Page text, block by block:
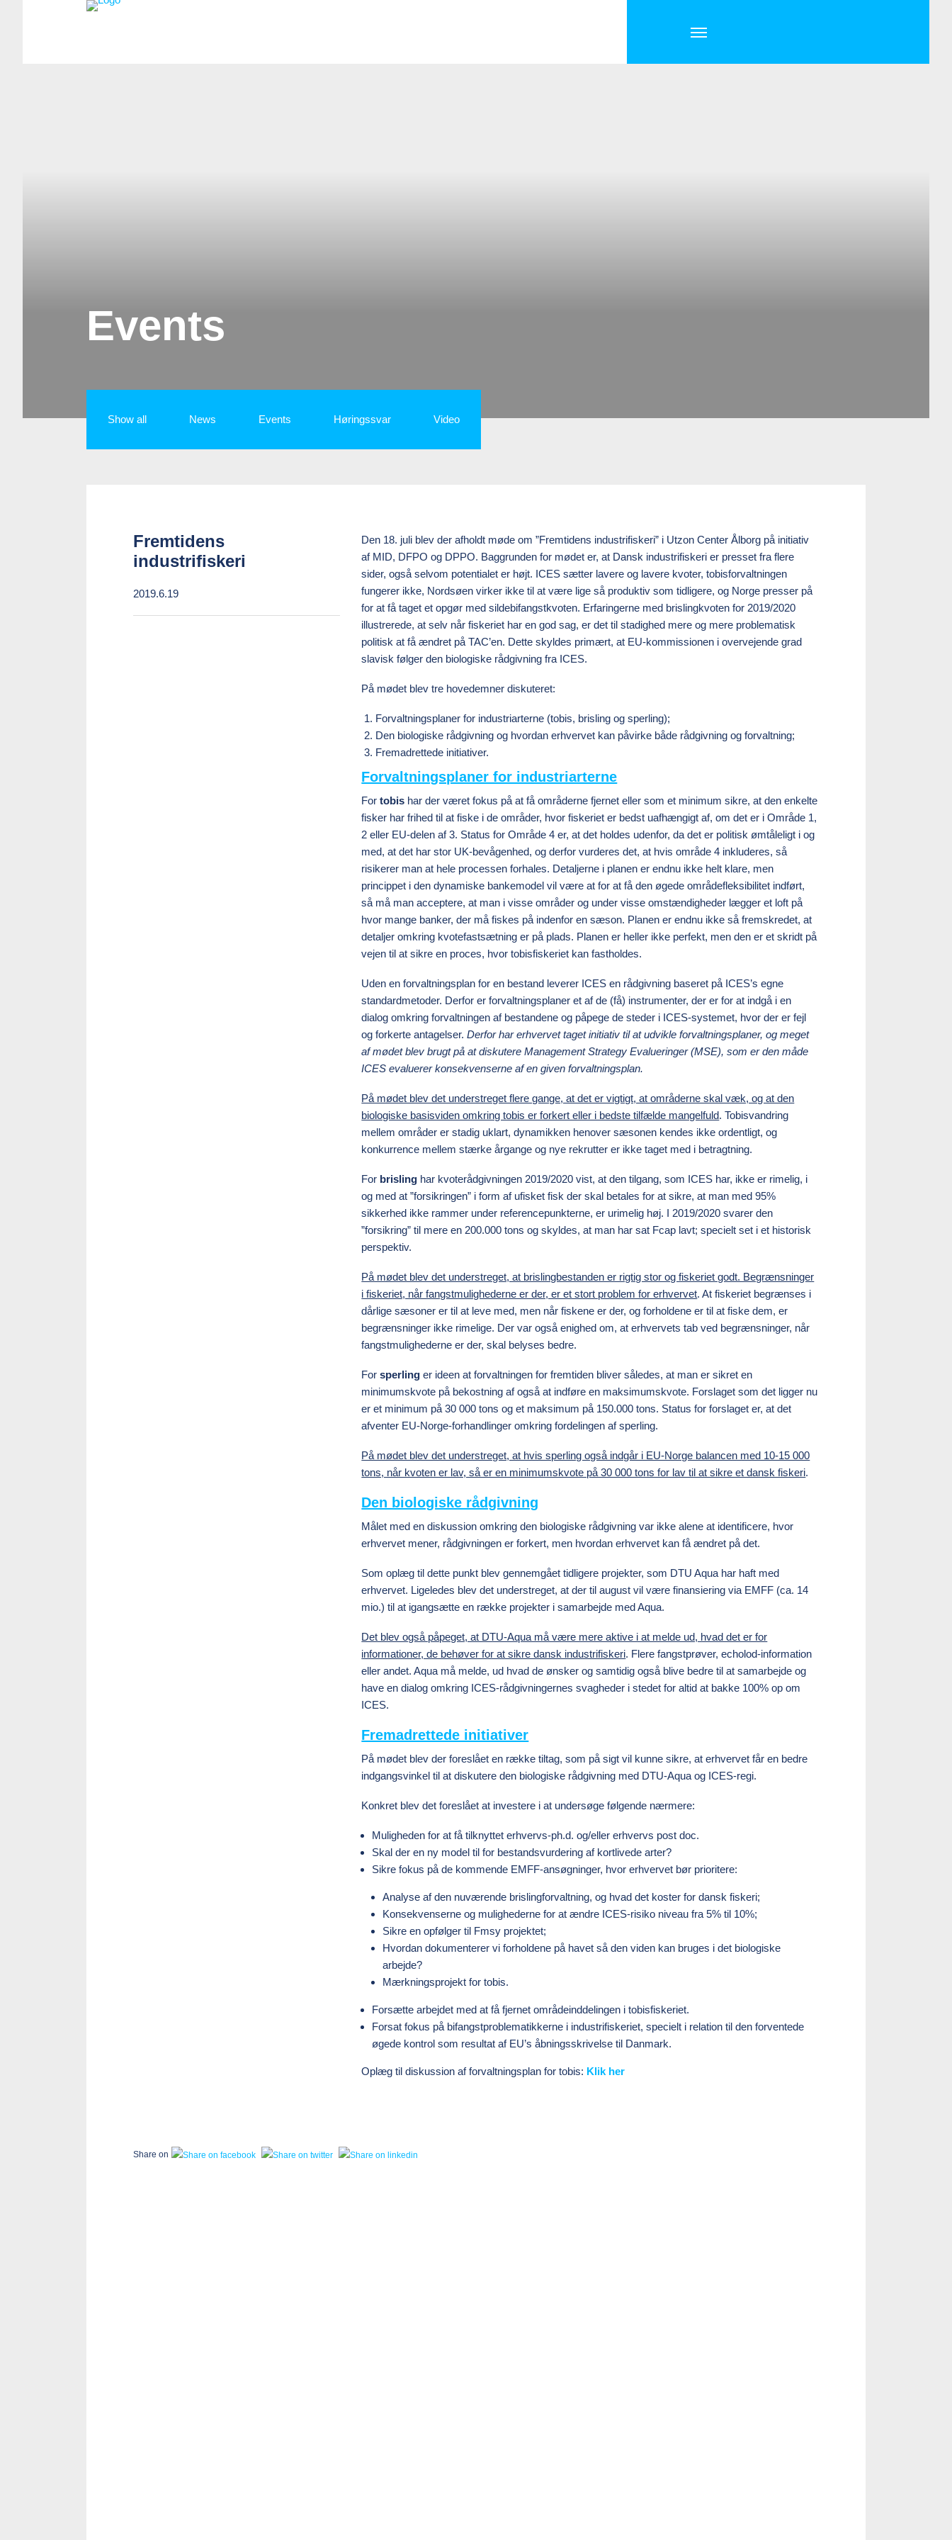
Events
Show all News Events Høringssvar Video
Fremtidens
industrifiskeri
2019.6.19
Den 18. juli blev der afholdt møde om ”Fremtidens industrifiskeri” i Utzon Center Ålborg på initiativ
af MID, DFPO og DPPO. Baggrunden for mødet er, at Dansk industrifiskeri er presset fra flere
sider, også selvom potentialet er højt. ICES sætter lavere og lavere kvoter, tobisforvaltningen
fungerer ikke, Nordsøen virker ikke til at være lige så produktiv som tidligere, og Norge presser på
for at få taget et opgør med sildebifangstkvoten. Erfaringerne med brislingkvoten for 2019/2020
illustrerede, at selv når fiskeriet har en god sag, er det til stadighed mere og mere problematisk
politisk at få ændret på TAC’en. Dette skyldes primært, at EU-kommissionen i overvejende grad
slavisk følger den biologiske rådgivning fra ICES.
På mødet blev tre hovedemner diskuteret:
Forvaltningsplaner for industriarterne (tobis, brisling og sperling);
Den biologiske rådgivning og hvordan erhvervet kan påvirke både rådgivning og forvaltning;
Fremadrettede initiativer.
Forvaltningsplaner for industriarterne
Fortobis har der været fokus på at få områderne fjernet eller som et minimum sikre, at den enkelte
fisker har frihed til at fiske i de områder, hvor fiskeriet er bedst uafhængigt af, om det er i Område 1,
2 eller EU-delen af 3. Status for Område 4 er, at det holdes udenfor, da det er politisk ømtåleligt i og
med, at det har stor UK-bevågenhed, og derfor vurderes det, at hvis område 4 inkluderes, så
risikerer man at hele processen forhales. Detaljerne i planen er endnu ikke helt klare, men
princippet i den dynamiske bankemodel vil være at for at få den øgede områdefleksibilitet indført,
så må man acceptere, at man i visse områder og under visse omstændigheder lægger et loft på
hvor mange banker, der må fiskes på indenfor en sæson. Planen er endnu ikke så fremskredet, at
detaljer omkring kvotefastsætning er på plads. Planen er heller ikke perfekt, men den er et skridt på
vejen til at sikre en proces, hvor tobisfiskeriet kan fastholdes.
Uden en forvaltningsplan for en bestand leverer ICES en rådgivning baseret på ICES’s egne
standardmetoder. Derfor er forvaltningsplaner et af de (få) instrumenter, der er for at indgå i en
dialog omkring forvaltningen af bestandene og påpege de steder i ICES-systemet, hvor der er fejl
og forkerte antagelser.Derfor har erhvervet taget initiativ til at udvikle forvaltningsplaner, og meget
af mødet blev brugt på at diskutere Management Strategy Evalueringer (MSE), som er den måde
ICES evaluerer konsekvenserne af en given forvaltningsplan.
På mødet blev det understreget flere gange, at det er vigtigt, at områderne skal væk, og at den
biologiske basisviden omkring tobis er forkert eller i bedste tilfælde mangelfuld. Tobisvandring
mellem områder er stadig uklart, dynamikken henover sæsonen kendes ikke ordentligt, og
konkurrence mellem stærke årgange og nye rekrutter er ikke taget med i betragtning.
For brisling har kvoterådgivningen 2019/2020 vist, at den tilgang, som ICES har, ikke er rimelig, i
og med at ”forsikringen” i form af ufisket fisk der skal betales for at sikre, at man med 95%
sikkerhed ikke rammer under referencepunkterne, er urimelig høj. I 2019/2020 svarer den
”forsikring” til mere en 200.000 tons og skyldes, at man har sat Fcap lavt; specielt set i et historisk
perspektiv.
På mødet blev det understreget, at brislingbestanden er rigtig stor og fiskeriet godt. Begrænsninger
i fiskeriet, når fangstmulighederne er der, er et stort problem for erhvervet. At fiskeriet begrænses i
dårlige sæsoner er til at leve med, men når fiskene er der, og forholdene er til at fiske dem, er
begrænsninger ikke rimelige. Der var også enighed om, at erhvervets tab ved begrænsninger, når
fangstmulighederne er der, skal belyses bedre.
Forsperling er ideen at forvaltningen for fremtiden bliver således, at man er sikret en
minimumskvote på bekostning af også at indføre en maksimumskvote. Forslaget som det ligger nu
er et minimum på 30 000 tons og et maksimum på 150.000 tons. Status for forslaget er, at det
afventer EU-Norge-forhandlinger omkring fordelingen af sperling.
På mødet blev det understreget, at hvis sperling også indgår i EU-Norge balancen med 10-15 000
tons, når kvoten er lav, så er en minimumskvote på 30 000 tons for lav til at sikre et dansk fiskeri.
Den biologiske rådgivning
Målet med en diskussion omkring den biologiske rådgivning var ikke alene at identificere, hvor
erhvervet mener, rådgivningen er forkert, men hvordan erhvervet kan få ændret på det.
Som oplæg til dette punkt blev gennemgået tidligere projekter, som DTU Aqua har haft med
erhvervet. Ligeledes blev det understreget, at der til august vil være finansiering via EMFF (ca. 14
mio.) til at igangsætte en række projekter i samarbejde med Aqua.
Det blev også påpeget, at DTU-Aqua må være mere aktive i at melde ud, hvad det er for
informationer, de behøver for at sikre dansk industrifiskeri. Flere fangstprøver, echolod-information
eller andet. Aqua må melde, ud hvad de ønsker og samtidig også blive bedre til at samarbejde og
have en dialog omkring ICES-rådgivningernes svagheder i stedet for altid at bakke 100% op om
ICES.
Fremadrettede initiativer
På mødet blev der foreslået en række tiltag, som på sigt vil kunne sikre, at erhvervet får en bedre
indgangsvinkel til at diskutere den biologiske rådgivning med DTU-Aqua og ICES-regi.
Konkret blev det foreslået at investere i at undersøge følgende nærmere:
Muligheden for at få tilknyttet erhvervs-ph.d. og/eller erhvervs post doc.
Skal der en ny model til for bestandsvurdering af kortlivede arter?
Sikre fokus på de kommende EMFF-ansøgninger, hvor erhvervet bør prioritere:
Analyse af den nuværende brislingforvaltning, og hvad det koster for dansk fiskeri;
Konsekvenserne og mulighederne for at ændre ICES-risiko niveau fra 5% til 10%;
Sikre en opfølger til Fmsy projektet;
Hvordan dokumenterer vi forholdene på havet så den viden kan bruges i det biologiske
arbejde?
Mærkningsprojekt for tobis.
Forsætte arbejdet med at få fjernet områdeinddelingen i tobisfiskeriet.
Forsat fokus på bifangstproblematikkerne i industrifiskeriet, specielt i relation til den forventede
øgede kontrol som resultat af EU’s åbningsskrivelse til Danmark.
Oplæg til diskussion af forvaltningsplan for tobis: Klik her
Share on